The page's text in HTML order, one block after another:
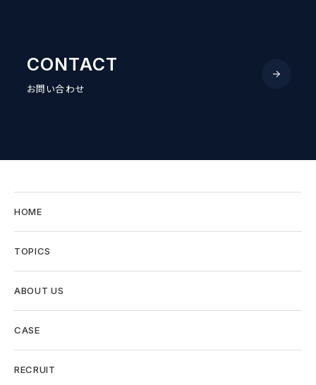
CONTACT
お問い合わせ
HOME
TOPICS
ABOUT US
CASE
RECRUIT